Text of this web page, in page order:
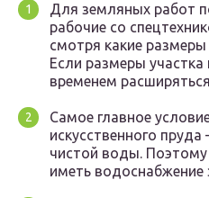
Для земляных работ
рабочие со
смотря какие
Если размеры
временем
Самое главное
искусственного
чистой воды.
иметь